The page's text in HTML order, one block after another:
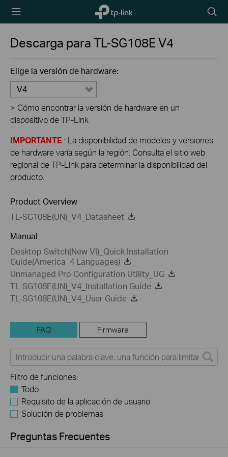
TP-Link,
Reliably
icon
Descarga paraTL-SG108EV4
Elige la versión de hardware:
V4
> Cómo encontrar la versión de hardware en un
dispositivo de TP-Link
IMPORTANTE : La disponibilidad de modelos y versiones
de hardware varía según la región. Consulta el sitio web
regional de TP-Link para determinar la disponibilidad del
producto.
Product Overview
TL-SG108E(UN)_V4_Datasheet
Manual
Desktop Switch(New VI)_Quick Installation
Guide(America_4 Languages)
Unmanaged Pro Configuration Utility_UG
TL-SG108E(UN)_V4_Installation Guide
TL-SG108E(UN)_V4_User Guide
FAQ Firmware
Filtro de funciones:
Todo
Requisito de la aplicación de usuario
Solución de problemas
Preguntas Frecuentes